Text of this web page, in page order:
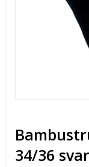
34/36